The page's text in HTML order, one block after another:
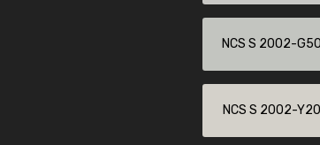
NCS S 2002-
NCS S 2002-